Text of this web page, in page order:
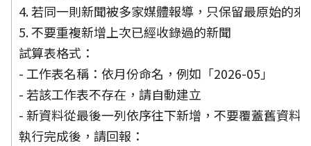
4. 若同一則新聞被多家媒體報導，只保留最原始的來
5. 不要重複新增上次已經收錄過的新聞
試算表格式：
- 工作表名稱：依月份命名，例如「2026-05」
- 若該工作表不存在，請自動建立
- 新資料從最後一列依序往下新增，不要覆蓋舊資料
執行完成後，請回報：